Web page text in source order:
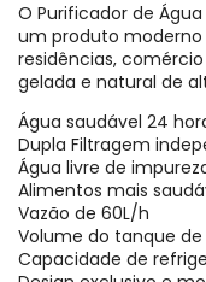
O Purificador de Água
um produto
residências,
gelada e natural de
Água saudável 24
Dupla Filtragem
Água livre de
Alimentos mais
Vazão de 60L/h
Volume do tanque de
Capacidade de